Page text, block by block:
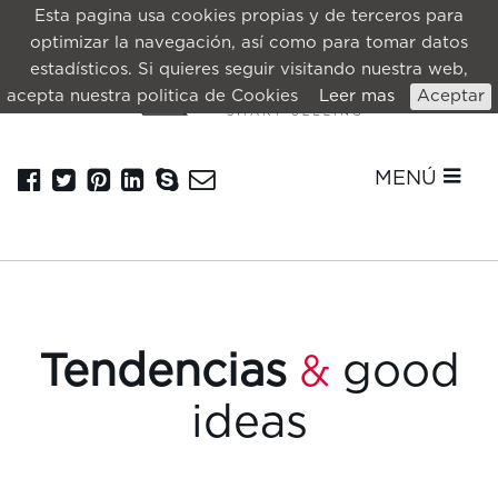
Esta pagina usa cookies propias y de terceros para
optimizar la navegación, así como para tomar datos
estadísticos. Si quieres seguir visitando nuestra web,
acepta nuestra politica de Cookies
Leer mas Aceptar
MENÚ
Tendencias &good
ideas